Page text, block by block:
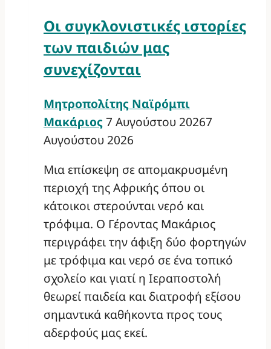
Οι συγκλονιστικές ιστορίες
των παιδιών μας
συνεχίζονται
Μητροπολίτης Ναϊρόμπι
Μακάριος 7 Αυγούστου 20267
Αυγούστου 2026
Μια επίσκεψη σε απομακρυσμένη
περιοχή της Αφρικής όπου οι
κάτοικοι στερούνται νερό και
τρόφιμα. Ο Γέροντας Μακάριος
περιγράφει την άφιξη δύο φορτηγών
με τρόφιμα και νερό σε ένα τοπικό
σχολείο και γιατί η Ιεραποστολή
θεωρεί παιδεία και διατροφή εξίσου
σημαντικά καθήκοντα προς τους
αδερφούς μας εκεί.